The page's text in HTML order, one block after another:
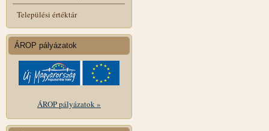
Települési értéktár
ÁROP pályázatok
ÁROP pályázatok »